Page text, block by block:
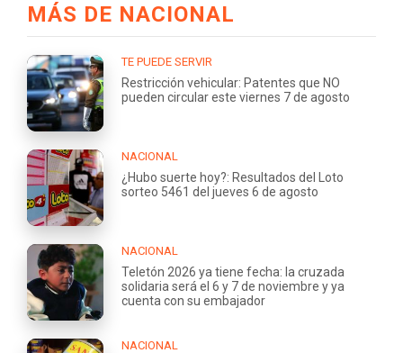
MÁS DE NACIONAL
TE PUEDE SERVIR
Restricción vehicular: Patentes que NO
pueden circular este viernes 7 de agosto
NACIONAL
¿Hubo suerte hoy?: Resultados del Loto
sorteo 5461 del jueves 6 de agosto
NACIONAL
Teletón 2026 ya tiene fecha: la cruzada
solidaria será el 6 y 7 de noviembre y ya
cuenta con su embajador
NACIONAL